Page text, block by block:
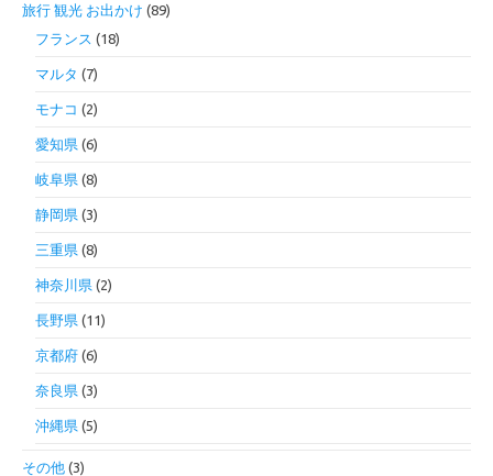
旅行 観光 お出かけ (89)
フランス (18)
マルタ (7)
モナコ (2)
愛知県 (6)
岐阜県 (8)
静岡県 (3)
三重県 (8)
神奈川県 (2)
長野県 (11)
京都府 (6)
奈良県 (3)
沖縄県 (5)
その他 (3)